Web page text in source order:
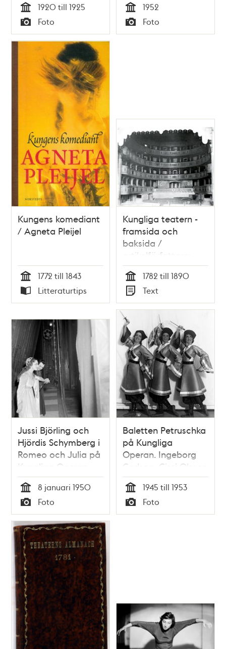
Tid
1920 till 1925
Typ
Foto Tid
1952
Typ
Foto
Kungens komediant
/ Agneta Pleijel
Tid
1772 till 1843
Typ
Litteraturtips
Kungliga teatern -
framsida och
baksida /
artikelförfattare:
Hans Öjmyr
Tid
1782 till 1890
Typ
Text
Jussi Björling och
Hjördis Schymberg i
Romeo och Julia på
Kungliga Operan
Tid
8 januari 1950
Typ
Foto
Baletten Petruschka
på Kungliga
Operan. Ingeborg
Carlson, Cissi Olsson
och Elly Holmberg
på bilden
Tid
1945 till 1953
Typ
Foto